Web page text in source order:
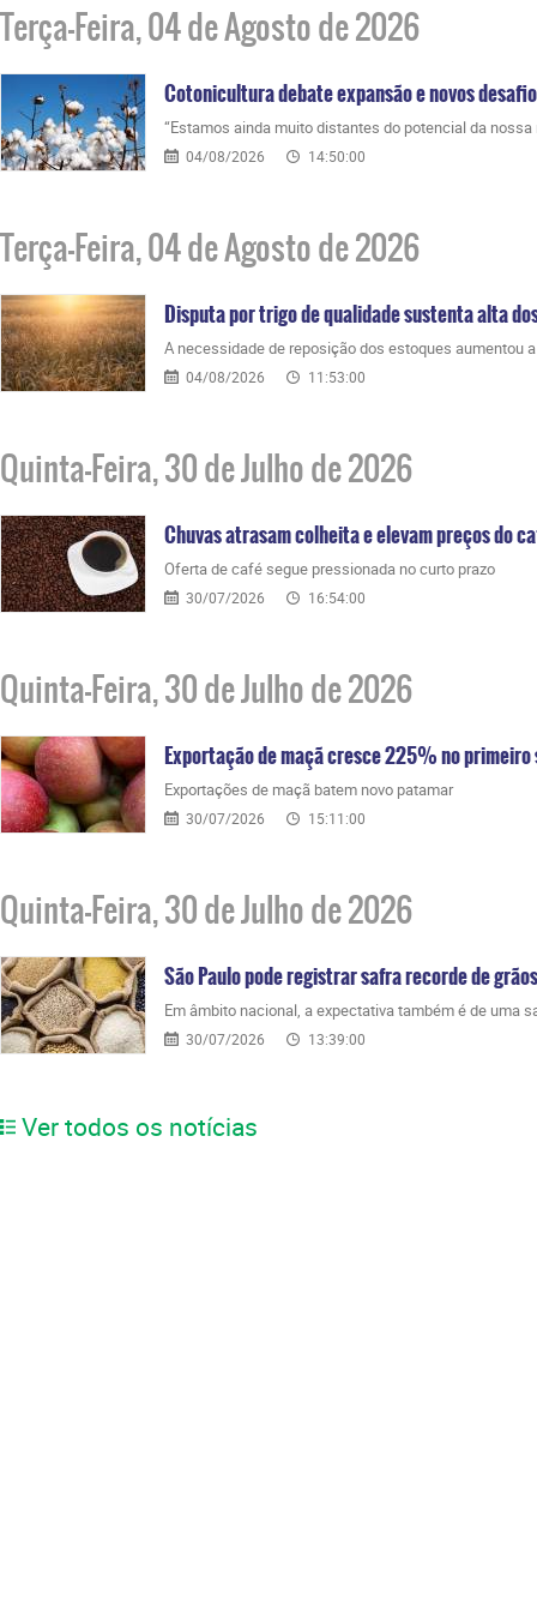
Terça-Feira, 04 de Agosto de 2026
Cotonicultura debate expansão e novos
“Estamos ainda muito distantes do potencial da nossa
04/08/2026 14:50:00
Terça-Feira, 04 de Agosto de 2026
Disputa por trigo de qualidade sustenta alta
A necessidade de reposição dos estoques aumentou
04/08/2026 11:53:00
Quinta-Feira, 30 de Julho de 2026
Chuvas atrasam colheita e elevam preços do
Oferta de café segue pressionada no curto prazo
30/07/2026 16:54:00
Quinta-Feira, 30 de Julho de 2026
Exportação de maçã cresce 225% no
Exportações de maçã batem novo patamar
30/07/2026 15:11:00
Quinta-Feira, 30 de Julho de 2026
São Paulo pode registrar safra recorde de grãos
Em âmbito nacional, a expectativa também é de uma
30/07/2026 13:39:00
Ver todos os notícias